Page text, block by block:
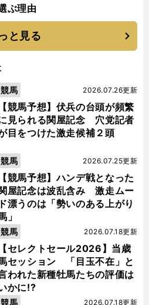
ぶ理由
と見る
【競馬予想】伏兵の台頭が頻繁
見られる関屋記念 穴党記者
目をつけた激走候補２頭
2026.07.26更新
競馬
【競馬予想】ハンデ戦となった
屋記念は波乱含み 激走ムー
ド漂うのは「勢いのある上がり
」
2026.07.25更新
競馬
【セレクトセール2026】当歳
セッション 「目玉不在」と
われた新種牡馬たちの評価は
かに!?
2026.07.18更新
競馬
2026.07.18更新
競馬